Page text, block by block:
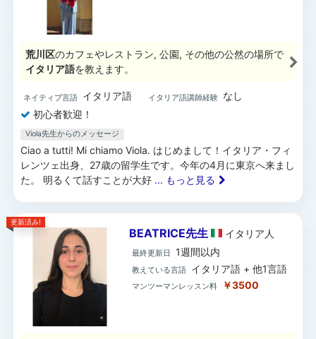
荒川区のカフェやレストラン, 公園, その他の公然の場所で
イタリア語を教えます。
ネイティブ言語 イタリア語 イタリア語講師経験
なし
初心者歓迎！
Viola先生からのメッセージ
Ciao a tutti! Mi chiamo Viola. はじめまして！イタリア・フィ
レンツェ出身、27歳の留学生です。今年の4月に東京へ来まし
た。 明るくて話すことが大好 ... もっと見る
更新済み!
BEATRICE先生 イタリア 人
最終更新日 1週間以内
教えている言語 イタリア語 + 他1言語
マンツーマンレッスン料 ￥3500